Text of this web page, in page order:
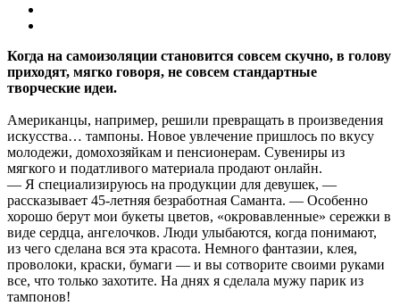
Когда на самоизоляции становится совсем скучно, в голову
приходят, мягко говоря, не совсем стандартные
творческие идеи.
Американцы, например, решили превращать в произведения
искусства… тампоны. Новое увлечение пришлось по вкусу
молодежи, домохозяйкам и пенсионерам. Сувениры из
мягкого и податливого материала продают онлайн.
— Я специализируюсь на продукции для девушек, —
рассказывает 45-летняя безработная Саманта. — Особенно
хорошо берут мои букеты цветов, «окровавленные» сережки в
виде сердца, ангелочков. Люди улыбаются, когда понимают,
из чего сделана вся эта красота. Немного фантазии, клея,
проволоки, краски, бумаги — и вы сотворите своими руками
все, что только захотите. На днях я сделала мужу парик из
тампонов!